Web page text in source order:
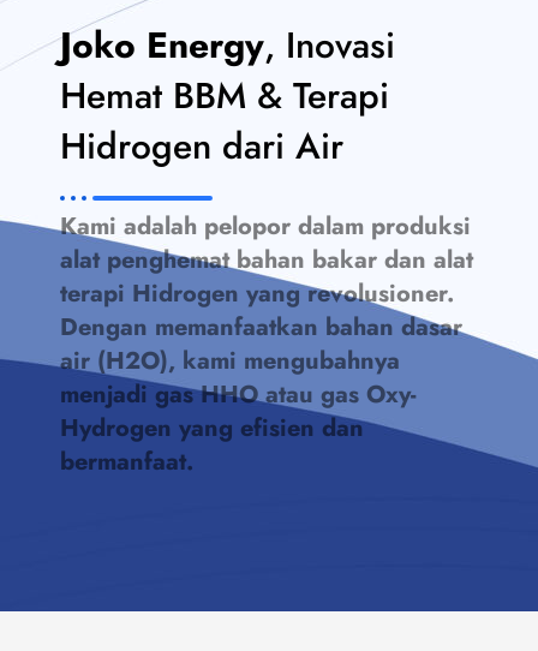
Joko Energy, Inovasi
Hemat BBM & Terapi
Hidrogen dari Air
Kami adalah pelopor dalam produksi
alat penghemat bahan bakar dan alat
terapi Hidrogen yang revolusioner.
Dengan memanfaatkan bahan dasar
air (H2O), kami mengubahnya
menjadi gas HHO atau gas Oxy-
Hydrogen yang efisien dan
bermanfaat.